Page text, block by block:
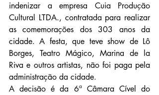
indenizar a empresa Cuia Produção
Cultural LTDA., contratada para realizar
as comemorações dos 303 anos da
cidade. A festa, que teve show de Lô
Borges, Teatro Mágico, Marina de la
Riva e outros artistas, não foi paga pela
administração da cidade.
A decisão é da 6ª Câmara Cível do